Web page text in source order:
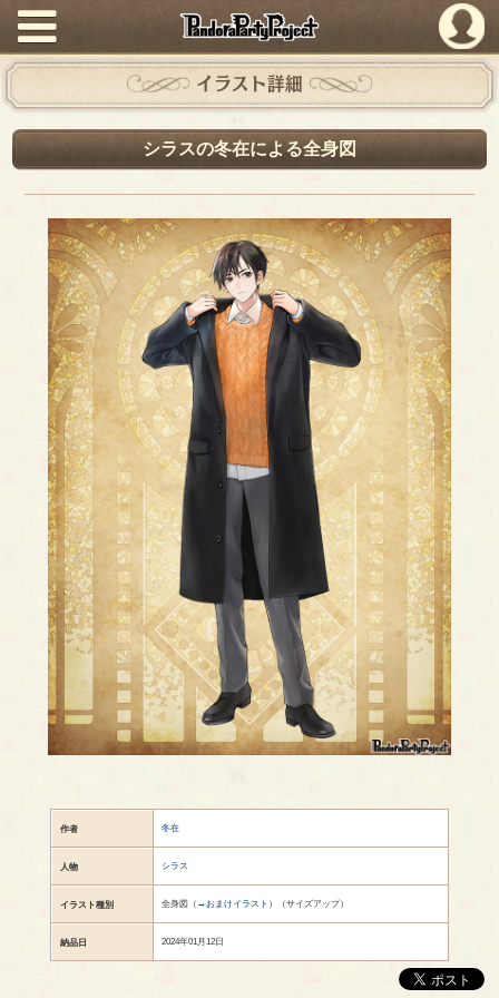
PandoraPartyProject
イラスト詳細
シラスの冬在による全身図
作者 冬在
人物 シラス
イラスト種別 全身図（ →おまけイラスト ）（サイズアップ）
納品日 2024年01月12日